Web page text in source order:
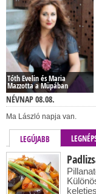
Tóth Evelin és Maria
Mazzotta a Müpában
NÉVNAP 08.08.
Ma László napja van.
LEGÚJABB